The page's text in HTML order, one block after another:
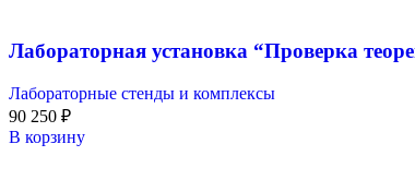
Лабораторная установка “Проверка
Лабораторные стенды и комплексы
90 250 ₽
В корзину